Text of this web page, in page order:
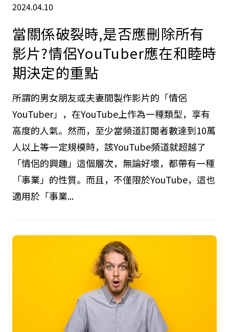
2024.04.10
當關係破裂時,是否應刪除所有
影片?情侶YouTuber應在和睦時
期決定的重點
所謂的男女朋友或夫妻間製作影片的「情侶
YouTuber」，在YouTube上作為一種類型，享有
高度的人氣。然而，至少當頻道訂閱者數達到10萬
人以上等一定規模時，該YouTube頻道就超越了
「情侶的興趣」這個層次，無論好壞，都帶有一種
「事業」的性質。而且，不僅限於YouTube，這也
適用於「事業...